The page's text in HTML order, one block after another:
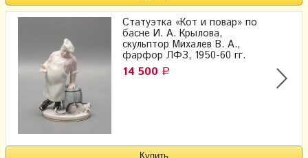
Статуэтка «Кот и повар» по
басне И. А. Крылова,
скульптор Михалев В. А.,
фарфор ЛФЗ, 1950-60 гг.
14 500 Р